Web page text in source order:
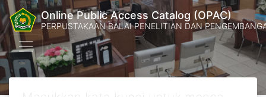
Online Public Access Catalog (OPAC)
PERPUSTAKAAN BALAI PENELITIAN DAN